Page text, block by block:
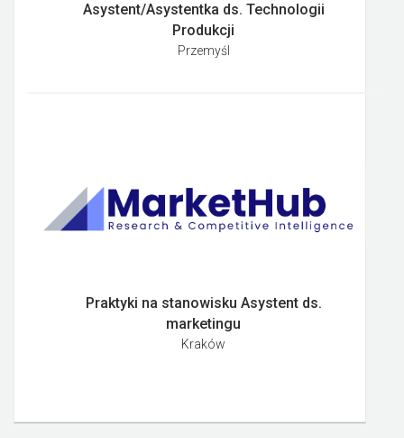
Asystent/Asystentka ds. Technologii
Produkcji
Przemyśl
Praktyki na stanowisku Asystent ds.
marketingu
Kraków